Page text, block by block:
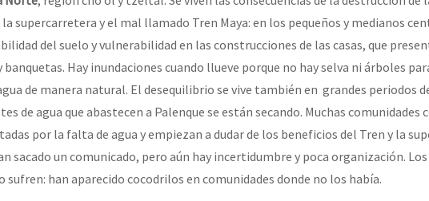
supercarretera y el mal llamado Tren Maya: en los pequeños y medianos
del suelo y vulnerabilidad en las construcciones de las casas, que
banquetas. Hay inundaciones cuando llueve porque no hay selva ni árboles
de manera natural. El desequilibrio se vive también en grandes periodos
de agua que abastecen a Palenque se están secando. Muchas comunidades
por la falta de agua y empiezan a dudar de los beneficios del Tren y la
sacado un comunicado, pero aún hay incertidumbre y poca organización.
sufren: han aparecido cocodrilos en comunidades donde no los había.